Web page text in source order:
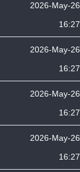
2026-May-26
16:27
2026-May-26
16:27
2026-May-26
16:27
2026-May-26
16:27